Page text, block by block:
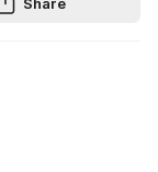
Share